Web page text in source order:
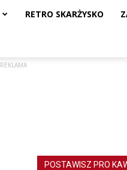
RETRO SKARŻYSKO
REKLAMA
POSTAWISZ PRO